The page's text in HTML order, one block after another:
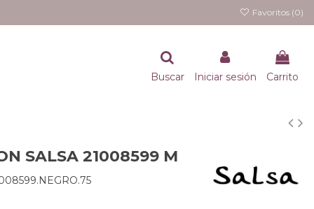
Favoritos (0)
Buscar Iniciar sesión Carrito
SALSA 21008599 M